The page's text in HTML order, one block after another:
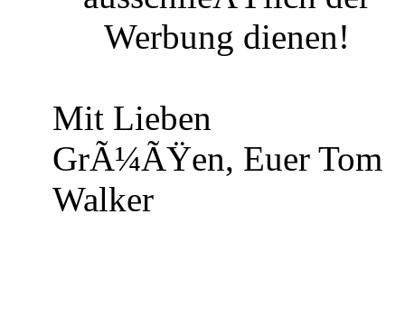
Werbung dienen!
Mit Lieben
GrÃ¼ÃŸen, Euer Tom
Walker